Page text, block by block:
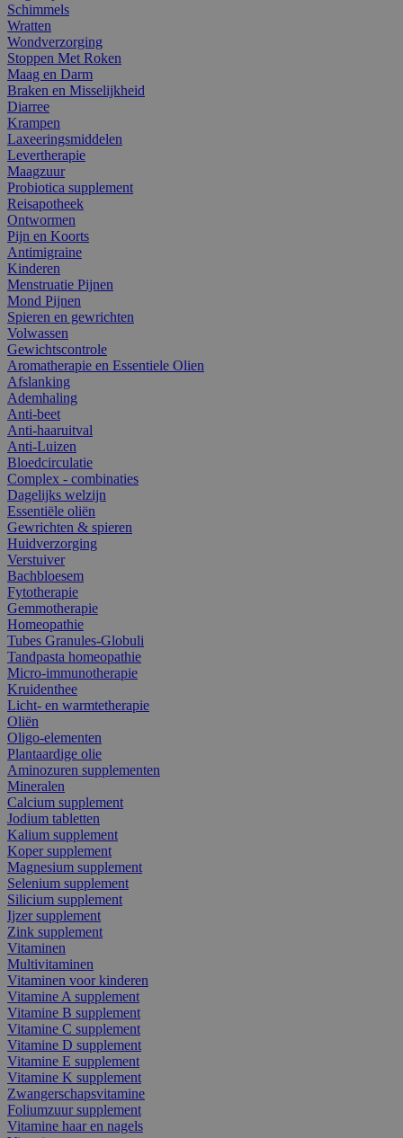
Schimmels
Wratten
Wondverzorging
Stoppen Met Roken
Maag en Darm
Braken en Misselijkheid
Diarree
Krampen
Laxeeringsmiddelen
Levertherapie
Maagzuur
Probiotica supplement
Reisapotheek
Ontwormen
Pijn en Koorts
Antimigraine
Kinderen
Menstruatie Pijnen
Mond Pijnen
Spieren en gewrichten
Volwassen
Gewichtscontrole
Aromatherapie en Essentiele Olien
Afslanking
Ademhaling
Anti-beet
Anti-haaruitval
Anti-Luizen
Bloedcirculatie
Complex - combinaties
Dagelijks welzijn
Essentiële oliën
Gewrichten & spieren
Huidverzorging
Verstuiver
Bachbloesem
Fytotherapie
Gemmotherapie
Homeopathie
Tubes Granules-Globuli
Tandpasta homeopathie
Micro-immunotherapie
Kruidenthee
Licht- en warmtetherapie
Oliën
Oligo-elementen
Plantaardige olie
Aminozuren supplementen
Mineralen
Calcium supplement
Jodium tabletten
Kalium supplement
Koper supplement
Magnesium supplement
Selenium supplement
Silicium supplement
Ijzer supplement
Zink supplement
Vitaminen
Multivitaminen
Vitaminen voor kinderen
Vitamine A supplement
Vitamine B supplement
Vitamine C supplement
Vitamine D supplement
Vitamine E supplement
Vitamine K supplement
Zwangerschapsvitamine
Foliumzuur supplement
Vitamine haar en nagels